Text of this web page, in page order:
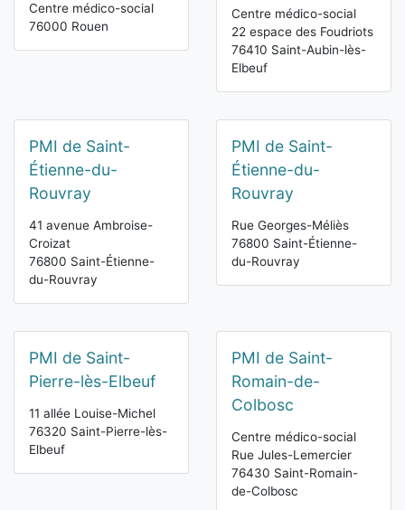
Centre médico-social
76000 Rouen
Centre médico-social
22 espace des Foudriots
76410 Saint-Aubin-lès-
Elbeuf
PMI de Saint-
Étienne-du-
Rouvray
41 avenue Ambroise-
Croizat
76800 Saint-Étienne-
du-Rouvray
PMI de Saint-
Étienne-du-
Rouvray
Rue Georges-Méliès
76800 Saint-Étienne-
du-Rouvray
PMI de Saint-
Pierre-lès-Elbeuf
11 allée Louise-Michel
76320 Saint-Pierre-lès-
Elbeuf
PMI de Saint-
Romain-de-
Colbosc
Centre médico-social
Rue Jules-Lemercier
76430 Saint-Romain-
de-Colbosc